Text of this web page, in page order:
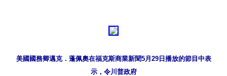
美國國務卿邁克．蓬佩奧在福克斯商業新聞5月29日播放的節目中表
示，令川普政府